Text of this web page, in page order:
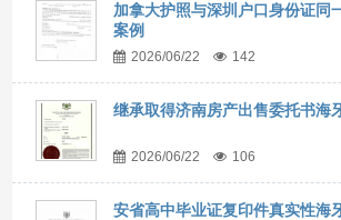
加拿大护照与深圳户口身份证同
案例
2026/06/22 142
继承取得济南房产出售委托书海
2026/06/22 106
安省高中毕业证复印件真实性海